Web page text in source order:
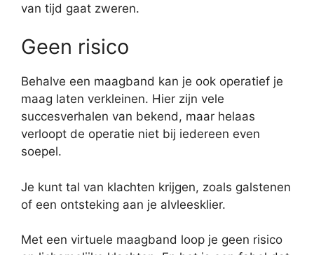
van tijd gaat zweren.
Geen risico
Behalve een maagband kan je ook operatief je
maag laten verkleinen. Hier zijn vele
succesverhalen van bekend, maar helaas
verloopt de operatie niet bij iedereen even
soepel.
Je kunt tal van klachten krijgen, zoals galstenen
of een ontsteking aan je alvleesklier.
Met een virtuele maagband loop je geen risico